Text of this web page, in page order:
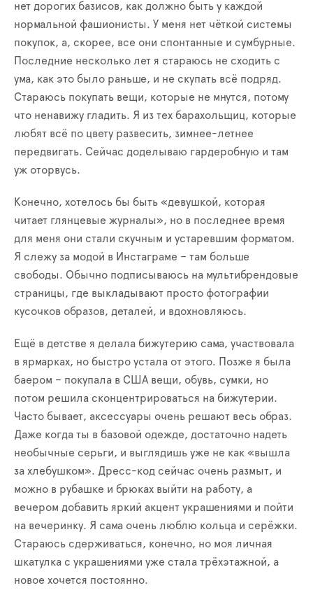
нет дорогих базисов, как должно быть у каждой
нормальной фашионисты. У меня нет чёткой системы
покупок, а, скорее, все они спонтанные и сумбурные.
Последние несколько лет я стараюсь не сходить с
ума, как это было раньше, и не скупать всё подряд.
Стараюсь покупать вещи, которые не мнутся, потому
что ненавижу гладить. Я из тех барахольщиц, которые
любят всё по цвету развесить, зимнее-летнее
передвигать. Сейчас доделываю гардеробную и там
уж оторвусь.
Конечно, хотелось бы быть «девушкой, которая
читает глянцевые журналы», но в последнее время
для меня они стали скучным и устаревшим форматом.
Я слежу за модой в Инстаграме – там больше
свободы. Обычно подписываюсь на мультибрендовые
страницы, где выкладывают просто фотографии
кусочков образов, деталей, и вдохновляюсь.
Ещё в детстве я делала бижутерию сама, участвовала
в ярмарках, но быстро устала от этого. Позже я была
баером – покупала в США вещи, обувь, сумки, но
потом решила сконцентрироваться на бижутерии.
Часто бывает, аксессуары очень решают весь образ.
Даже когда ты в базовой одежде, достаточно надеть
необычные серьги, и выглядишь уже не как «вышла
за хлебушком». Дресс-код сейчас очень размыт, и
можно в рубашке и брюках выйти на работу, а
вечером добавить яркий акцент украшениями и пойти
на вечеринку. Я сама очень люблю кольца и серёжки.
Стараюсь сдерживаться, конечно, но моя личная
шкатулка с украшениями уже стала трёхэтажной, а
новое хочется постоянно.